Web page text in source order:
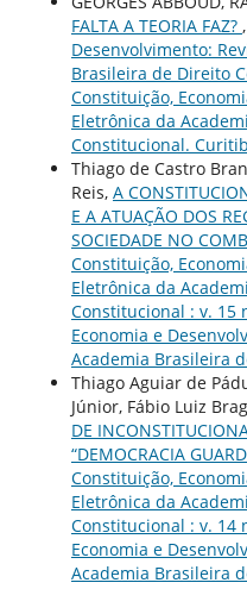
FALTA A TEORIA FAZ? ,
Desenvolvimento:
Brasileira de Direito
Constituição,
Eletrônica da
Constitucional.
Thiago de Castro
Reis, A
E A ATUAÇÃO DOS
SOCIEDADE NO
Constituição,
Eletrônica da
Constitucional : v. 15
Economia e
Academia Brasileira
Thiago Aguiar de
Júnior, Fábio Luiz
DE
“DEMOCRACIA
Constituição,
Eletrônica da
Constitucional : v. 14
Economia e
Academia Brasileira